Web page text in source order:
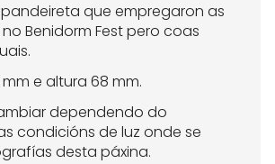
que empregaron as
Benidorm Fest pero coas
e altura 68 mm.
dependendo do
condicións de luz onde se
desta páxina.